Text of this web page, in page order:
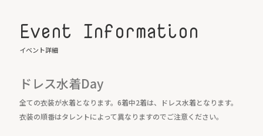
Event Information
イベント詳細
ドレス水着Day
全ての衣装が水着となります。6着中2着は、ドレス水着となります。
衣装の順番はタレントによって異なりますのでご注意ください。